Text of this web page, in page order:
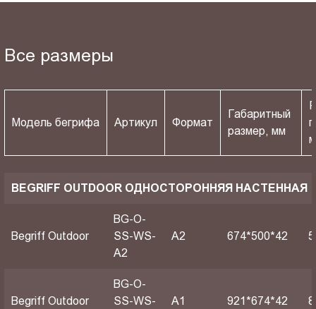
Все размеры
Модель бегрифа Артикул Формат
Габаритный
размер, мм
BEGRIFF OUTDOOR ОДНОСТОРОННЯЯ НАСТЕННАЯ
Begriff Outdoor
BG-O-
SS-WS-
A2
A2 674*500*42
Begriff Outdoor
BG-O-
SS-WS-
A1 921*674*42